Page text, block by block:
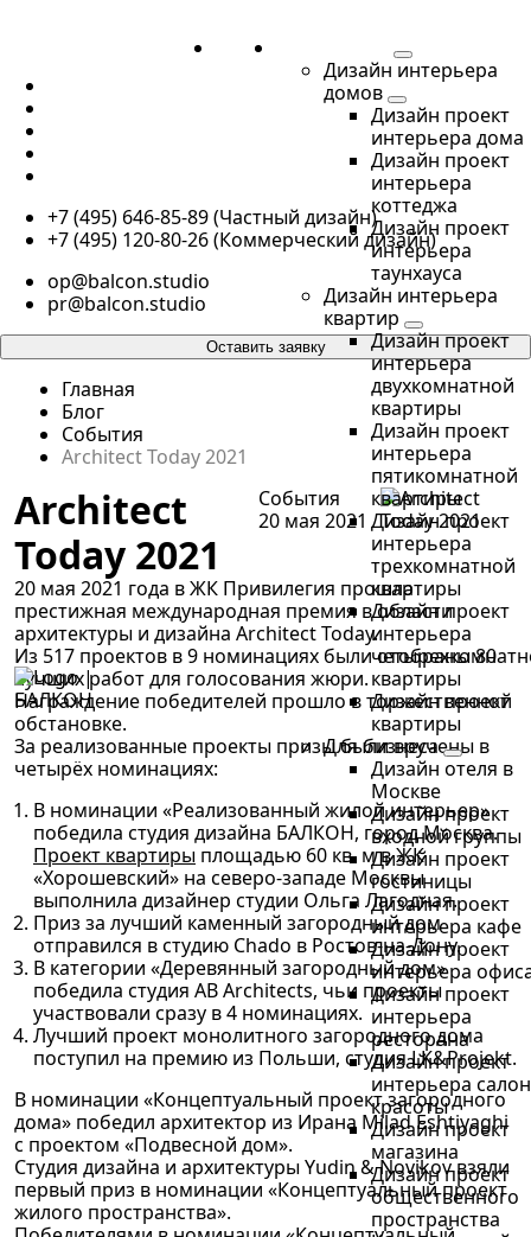
Дизайн интерьера
домов
Дизайн проект
интерьера дома
Дизайн проект
интерьера
коттеджа
Дизайн проект
интерьера
таунхауса
Дизайн интерьера
квартир
Дизайн проект
интерьера
двухкомнатной
квартиры
Дизайн проект
интерьера
пятикомнатной
квартиры
Дизайн проект
интерьера
трехкомнатной
квартиры
Дизайн проект
интерьера
квартиры
Дизайн проект
квартиры
Для бизнеса
Дизайн отеля в
Москве
Дизайн проект
входной группы
Дизайн проект
гостиницы
Дизайн проект
интерьера кафе
Дизайн проект
интерьера
Дизайн проект
интерьера
ресторана
Дизайн проект
интерьера
красоты
Дизайн проект
магазина
Дизайн проект
общественного
пространства
+7 (495) 646-85-89 (Частный дизайн)
+7 (495) 120-80-26 (Коммерческий дизайн)
op@balcon.studio
pr@balcon.studio
Оставить заявку
Главная
Блог
События
Architect Today 2021
Architect
Today 2021
События
20 мая 2021
20 мая 2021 года в ЖК Привилегия прошла
престижная международная премия в области
архитектуры и дизайна Architect Today.
Из 517 проектов в 9 номинациях были отобраны 80
лучших работ для голосования жюри.
Награждение победителей прошло в торжественной
обстановке.
За реализованные проекты призы были вручены в
четырёх номинациях:
В номинации «Реализованный жилой интерьер»
победила студия дизайна БАЛКОН, город Москва.
Проект квартиры площадью 60 кв. м в ЖК
«Хорошевский» на северо-западе Москвы
выполнила дизайнер студии Ольга Лагодная.
Приз за лучший каменный загородный дом
отправился в студию Chado в Ростов-на-Дону.
В категории «Деревянный загородный дом»
победила студия AB Architects, чьи проекты
участвовали сразу в 4 номинациях.
Лучший проект монолитного загородного дома
поступил на премию из Польши, студия LK&Projekt.
В номинации «Концептуальный проект загородного
дома» победил архитектор из Ирана Milad Eshtiyaghi
с проектом «Подвесной дом».
Студия дизайна и архитектуры Yudin & Novikov взяли
первый приз в номинации «Концептуальный проект
жилого пространства».